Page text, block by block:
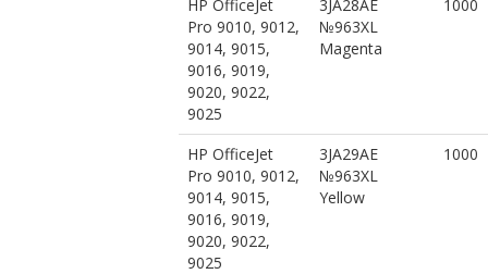
HP OfficeJet
Pro 9010, 9012,
9014, 9015,
9016, 9019,
9020, 9022,
9025
3JA28AE
№963XL
Magenta
1000
HP OfficeJet
Pro 9010, 9012,
9014, 9015,
9016, 9019,
9020, 9022,
9025
3JA29AE
№963XL
Yellow
1000